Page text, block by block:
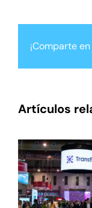
¡Comparte
Artículos